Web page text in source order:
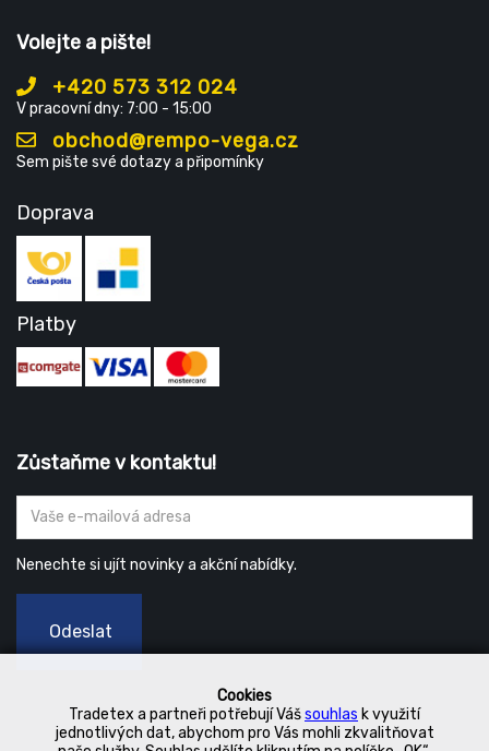
Cookies
Tradetex a partneři potřebují Vášsouhlas k využití
jednotlivých dat, abychom pro Vás mohli zkvalitňovat
Volejte a pište!
+420 573 312 024
V pracovní dny: 7:00 - 15:00
obchod@rempo-vega.cz
Sem pište své dotazy a připomínky
Doprava
Platby
Zůstaňme v kontaktu!
Nenechte si ujít novinky a akční nabídky.
Odeslat